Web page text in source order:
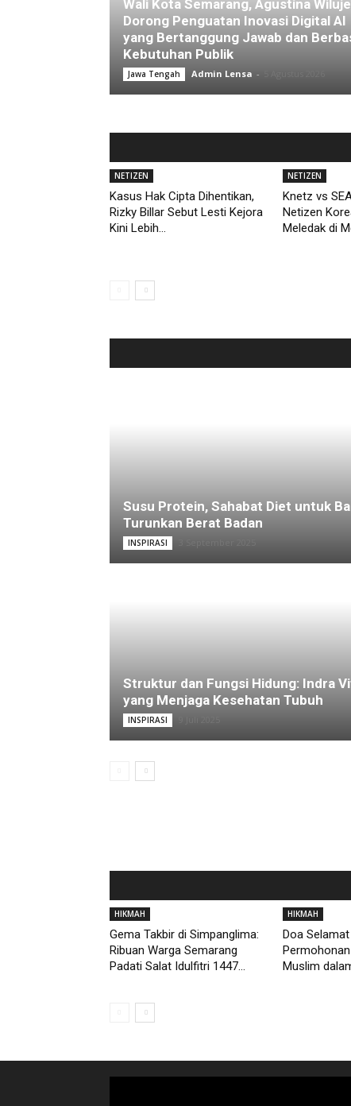
Wali Kota Semarang, Agustina
Dorong Penguatan Inovasi Digital AI
yang Bertanggung Jawab dan
Kebutuhan Publik
Jawa Tengah Admin Lensa -
NETIZEN
Kasus Hak Cipta Dihentikan,
Rizky Billar Sebut Lesti Kejora
Kini Lebih...
NETIZEN
Knetz vs
Netizen
Meledak di
Susu Protein, Sahabat Diet untuk
Turunkan Berat Badan
INSPIRASI
Struktur dan Fungsi Hidung: Indra
yang Menjaga Kesehatan Tubuh
INSPIRASI
HIKMAH
Gema Takbir di Simpanglima:
Ribuan Warga Semarang
Padati Salat Idulfitri 1447...
HIKMAH
Doa
Muslim